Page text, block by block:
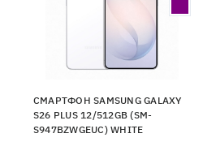
СМАРТФОН SAMSUNG GALAXY
S26 PLUS 12/512GB (SM-
S947BZWGEUC) WHITE